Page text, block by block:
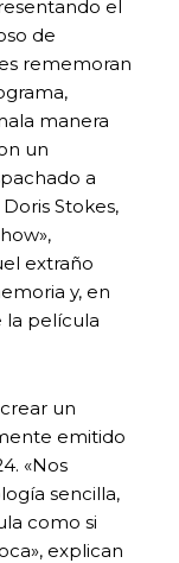
el
de
rememoran
manera
un
a
Stokes,
extraño
y, en
la película
un
emitido
«Nos
sencilla,
como si
explican